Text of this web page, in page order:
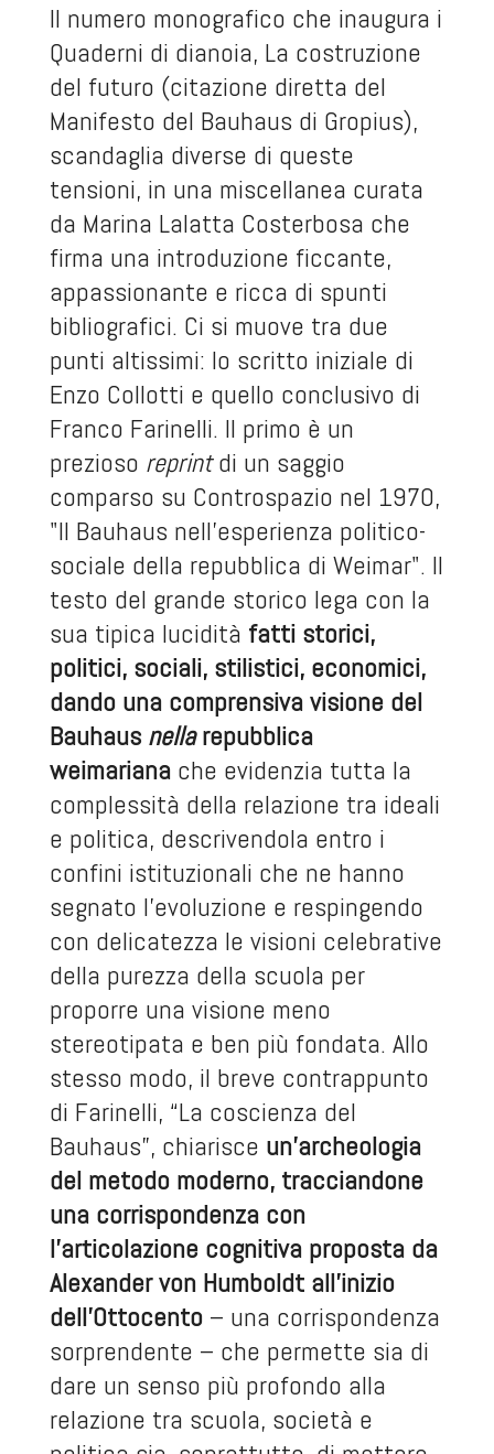
Il numero monografico che inaugura i
Quaderni di dianoia, La costruzione
del futuro (citazione diretta del
Manifesto del Bauhaus di Gropius),
scandaglia diverse di queste
tensioni, in una miscellanea curata
da Marina Lalatta Costerbosa che
firma una introduzione ficcante,
appassionante e ricca di spunti
bibliografici. Ci si muove tra due
punti altissimi: lo scritto iniziale di
Enzo Collotti e quello conclusivo di
Franco Farinelli. Il primo è un
prezioso reprintdi un saggio
comparso su Controspazio nel 1970,
"Il Bauhaus nell’esperienza politico-
sociale della repubblica di Weimar". Il
testo del grande storico lega con la
sua tipica lucidità fatti storici,
politici, sociali, stilistici, economici,
dando una comprensiva visione del
Bauhaus nellarepubblica
weimariana che evidenzia tutta la
complessità della relazione tra ideali
e politica, descrivendola entro i
confini istituzionali che ne hanno
segnato l’evoluzione e respingendo
con delicatezza le visioni celebrative
della purezza della scuola per
proporre una visione meno
stereotipata e ben più fondata. Allo
stesso modo, il breve contrappunto
di Farinelli, “La coscienza del
Bauhaus”, chiarisce un’archeologia
del metodo moderno, tracciandone
una corrispondenza con
l’articolazione cognitiva proposta da
Alexander von Humboldt all’inizio
dell’Ottocento– una corrispondenza
sorprendente – che permette sia di
dare un senso più profondo alla
relazione tra scuola, società e